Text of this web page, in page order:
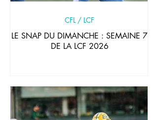
LE SNAP DU DIMANCHE : SEMAINE 7
DE LA LCF 2026
CFL / LCF